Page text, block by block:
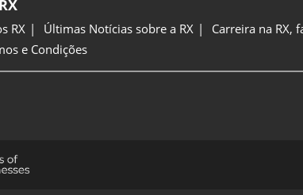
RX Últimas Notícias sobre a RX Carreira na RX,
e Condições